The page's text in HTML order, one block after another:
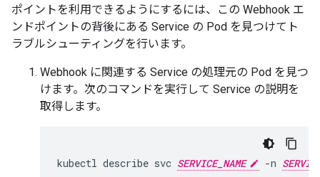
ポイントを利用できるようにするには、この Webhook エ
ンドポイントの背後にある Service の Pod を見つけてト
ラブルシューティングを行います。
Webhook に関連する Service の処理元の Pod を見つ
けます。次のコマンドを実行して Service の説明を
取得します。
kubectl describe svc SERVICE_NAME -n